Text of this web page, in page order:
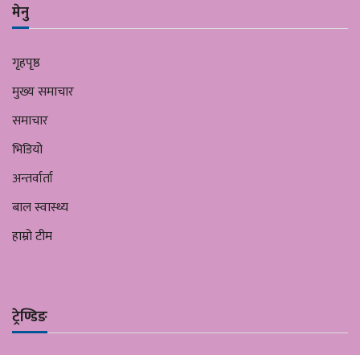
मेनु
गृहपृष्ठ
मुख्य समाचार
समाचार
भिडियो
अन्तर्वार्ता
बाल स्वास्थ्य
हाम्रो टीम
ट्रेण्डिङ